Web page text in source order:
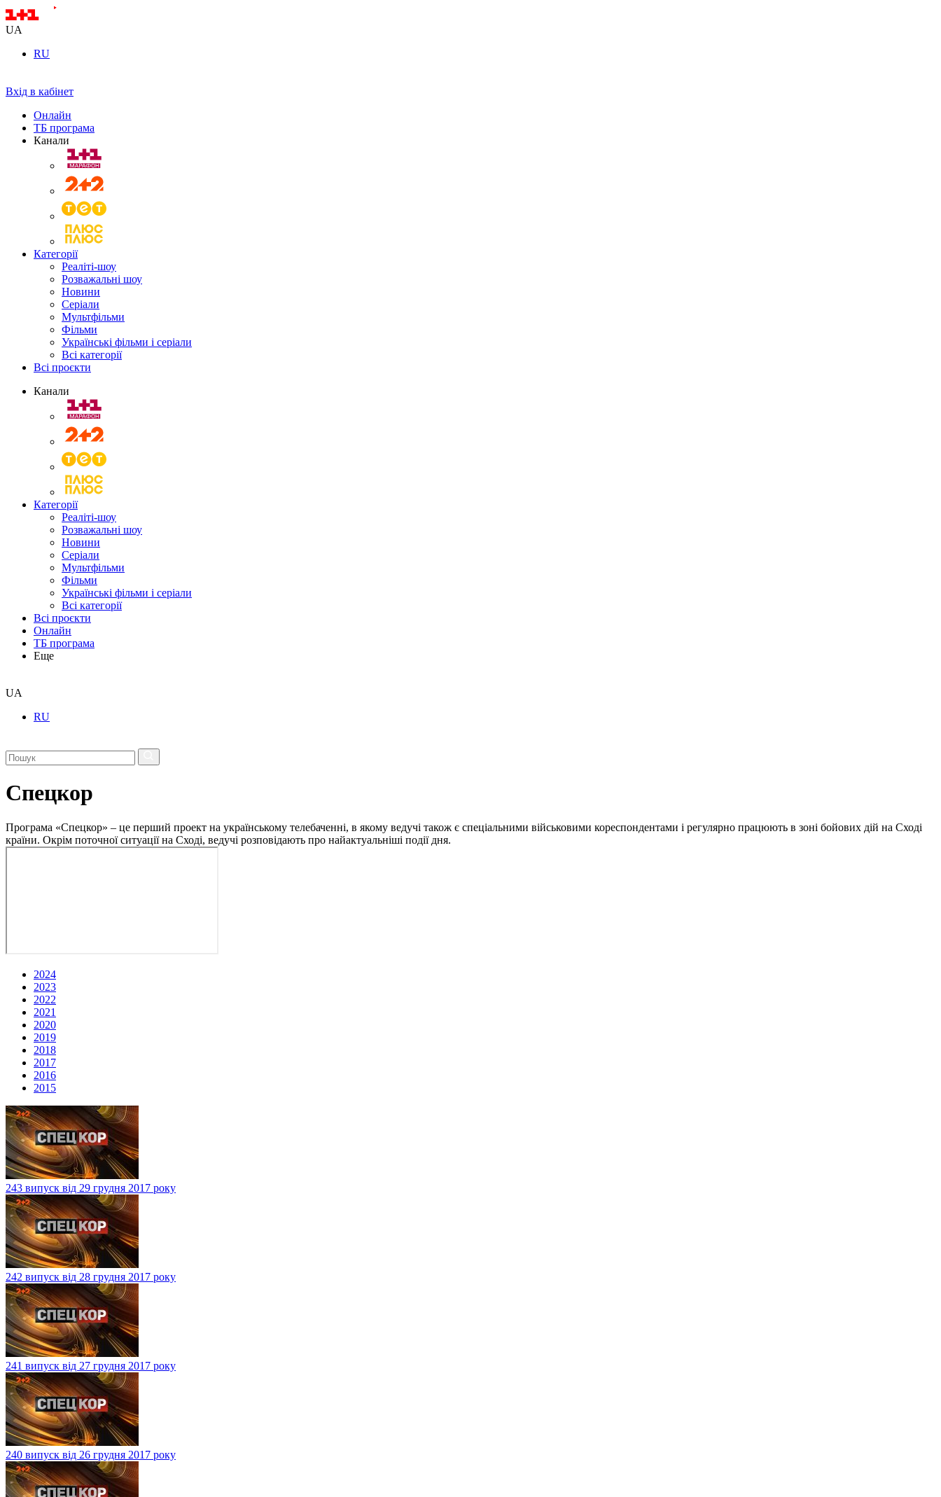
UA
RU
Вхід в кабінет
Онлайн
ТБ програма
Канали
Категорії
Реаліті-шоу
Розважальні шоу
Новини
Серіали
Мультфільми
Фільми
Українські фільми і серіали
Всі категорії
Всі проєкти
Канали
Категорії
Реаліті-шоу
Розважальні шоу
Новини
Серіали
Мультфільми
Фільми
Українські фільми і серіали
Всі категорії
Всі проєкти
Онлайн
ТБ програма
Еще
UA
RU
Спецкор
Програма «Спецкор» – це перший проект на українському телебаченні, в якому ведучі також є спеціальними військовими кореспондентами і регулярно працюють в зоні бойових дій на Сході
країни. Окрім поточної ситуації на Сході, ведучі розповідають про найактуальніші події дня.
2024
2023
2022
2021
2020
2019
2018
2017
2016
2015
243 випуск від 29 грудня 2017 року
242 випуск від 28 грудня 2017 року
241 випуск від 27 грудня 2017 року
240 випуск від 26 грудня 2017 року